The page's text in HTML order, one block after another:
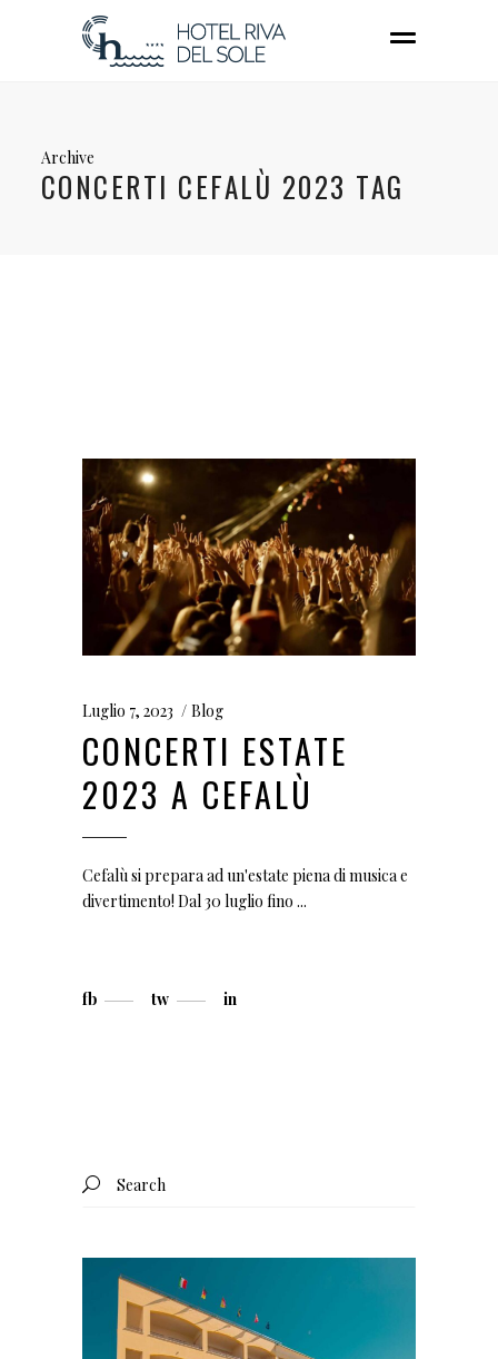
Archive
CONCERTI CEFALÙ 2023 TAG
Luglio 7, 2023 Blog
CONCERTI ESTATE
2023 A CEFALÙ
Cefalù si prepara ad un'estate piena di musica e
divertimento! Dal 30 luglio fino
fb tw in
Search
for: